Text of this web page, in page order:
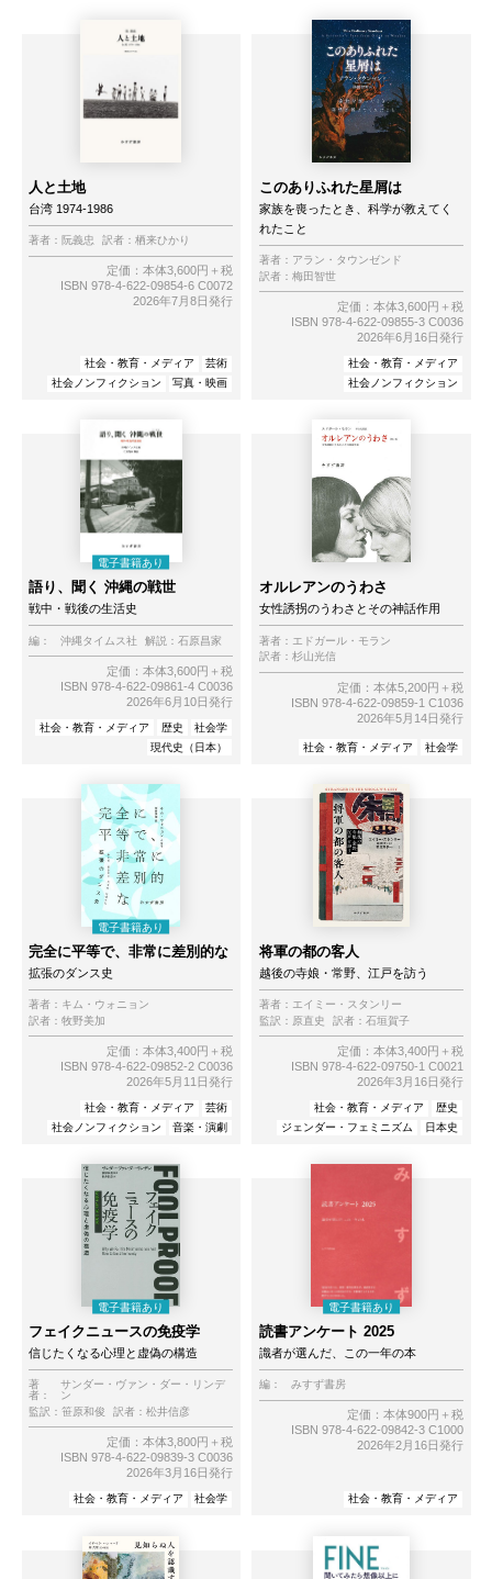
人と土地
台湾 1974-1986
著者： 阮義忠 訳者： 栖来ひかり
定価：本体3,600円＋税
ISBN 978-4-622-09854-6 C0072
2026年7月8日発行
社会・教育・メディア
芸術
社会ノンフィクション
写真・映画
このありふれた星屑は
家族を喪ったとき、科学が教えてく
れたこと
著者： アラン・タウンゼンド
訳者： 梅田智世
定価：本体3,600円＋税
ISBN 978-4-622-09855-3 C0036
2026年6月16日発行
社会・教育・メディア
社会ノンフィクション
語り、聞く 沖縄の戦世
戦中・戦後の生活史
編： 沖縄タイムス社 解説：石原昌家
定価：本体3,600円＋税
ISBN 978-4-622-09861-4 C0036
2026年6月10日発行
社会・教育・メディア 歴史
社会学
現代史（日本）
オルレアンのうわさ
女性誘拐のうわさとその神話作用
著者： エドガール・モラン
訳者： 杉山光信
定価：本体5,200円＋税
ISBN 978-4-622-09859-1 C1036
2026年5月14日発行
社会・教育・メディア 社会学
完全に平等で、非常に差別的な
拡張のダンス史
著者： キム・ウォニョン
訳者： 牧野美加
定価：本体3,400円＋税
ISBN 978-4-622-09852-2 C0036
2026年5月11日発行
社会・教育・メディア
芸術
社会ノンフィクション
音楽・演劇
将軍の都の客人
越後の寺娘・常野、江戸を訪う
著者： エイミー・スタンリー
監訳： 原直史 訳者： 石垣賀子
定価：本体3,400円＋税
ISBN 978-4-622-09750-1 C0021
2026年3月16日発行
社会・教育・メディア
歴史
ジェンダー・フェミニズム
日本史
フェイクニュースの免疫学
信じたくなる心理と虚偽の構造
著
者：
サンダー・ヴァン・ダー・リンデ
ン
監訳： 笹原和俊 訳者： 松井信彦
定価：本体3,800円＋税
ISBN 978-4-622-09839-3 C0036
2026年3月16日発行
社会・教育・メディア 社会学
読書アンケート 2025
識者が選んだ、この一年の本
編： みすず書房
定価：本体900円＋税
ISBN 978-4-622-09842-3 C1000
2026年2月16日発行
社会・教育・メディア